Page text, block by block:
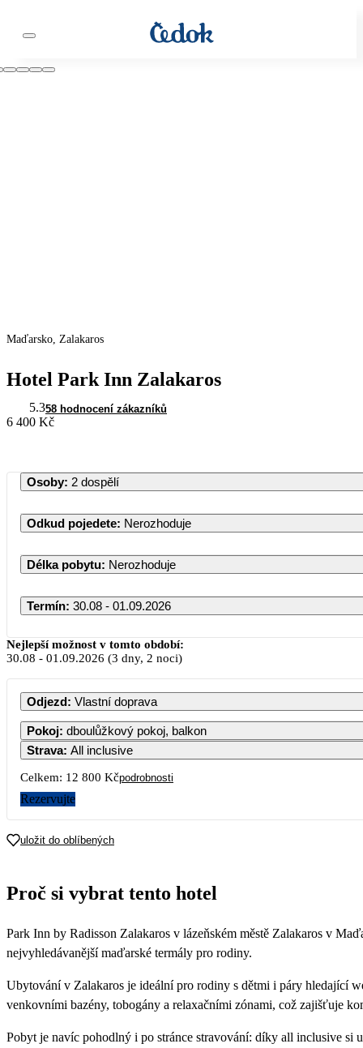
Maďarsko, Zalakaros
Hotel Park Inn Zalakaros
5.358 hodnocení zákazníků
6 400 Kč
Osoby: 2 dospělí
Odkud pojedete: Nerozhoduje
Délka pobytu: Nerozhoduje
Termín: 30.08 - 01.09.2026
Nejlepší možnost v tomto období:
30.08 - 01.09.2026 (3 dny, 2 noci)
Odjezd: Vlastní doprava
Pokoj: dboulůžkový pokoj, balkon
Strava: All inclusive
Celkem: 12 800 Kčpodrobnosti
Rezervujte
uložit do oblíbených
Proč si vybrat tento hotel
Park Inn by Radisson Zalakaros v lázeňském městě Zalakaros v
nejvyhledávanější maďarské termály pro rodiny.
Ubytování v Zalakaros je ideální pro rodiny s dětmi i páry hledající
venkovními bazény, tobogány a relaxačními zónami, což zajišťuje
Pobyt je navíc pohodlný i po stránce stravování: díky all inclusive si